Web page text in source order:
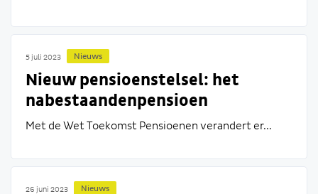
5 juli 2023 Nieuws
Nieuw pensioenstelsel: het
nabestaandenpensioen
Met de Wet Toekomst Pensioenen verandert er...
26 juni 2023 Nieuws